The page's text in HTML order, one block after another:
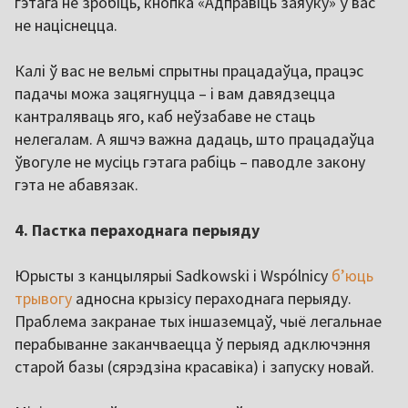
не націснецца.
Калі ў вас не вельмі спрытны працадаўца, працэс
падачы можа зацягнуцца – і вам давядзецца
кантраляваць яго, каб неўзабаве не стаць
нелегалам. А яшчэ важна дадаць, што працадаўца
ўвогуле не мусіць гэтага рабіць – паводле закону
гэта не абавязак.
4. Пастка пераходнага перыяду
Юрысты з канцылярыі Sadkowski i Wspólnicy б’юць
трывогу адносна крызісу пераходнага перыяду.
Праблема закранае тых іншаземцаў, чыё легальнае
перабыванне заканчваецца ў перыяд адключэння
старой базы (сярэдзіна красавіка) і запуску новай.